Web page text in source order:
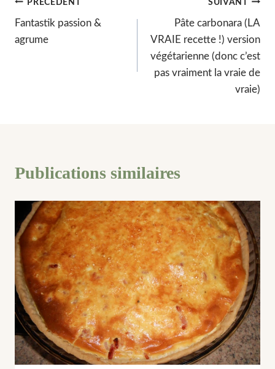
Navigation
de
PRÉCÉDENT
Fantastik passion &
agrume
SUIVANT
Pâte carbonara (LA
VRAIE recette !) version
végétarienne (donc c’est
pas vraiment la vraie de
vraie)
Publications similaires